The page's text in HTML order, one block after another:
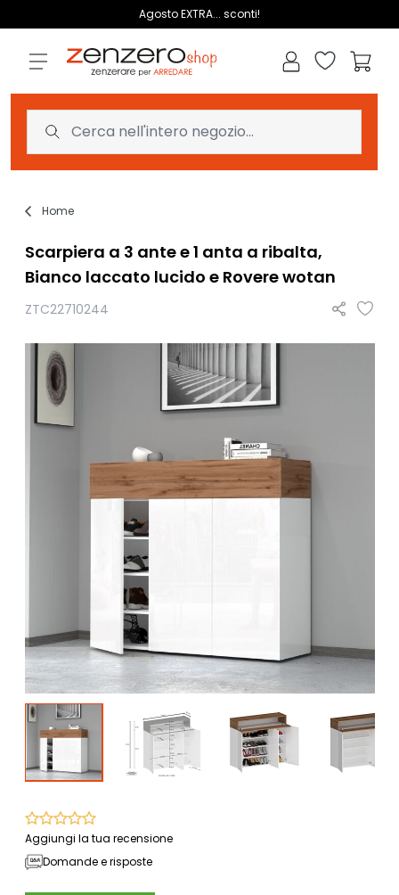
Agosto EXTRA... sconti!
Lista dei
Home
Scarpiera a 3 ante e 1 anta a ribalta,
Bianco laccato lucido e Rovere wotan
ZTC22710244
Aggiungi la tua recensione
Domande e risposte